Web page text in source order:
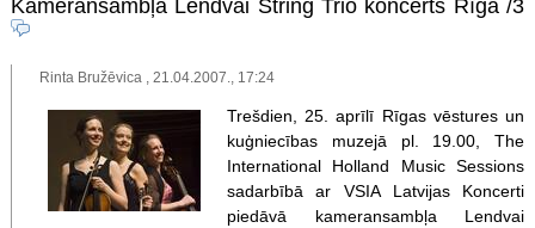
Kameransambļa Lendvai String Trio koncerts Rīgā/3
Rinta Bružēvica , 21.04.2007., 17:24
Trešdien, 25. aprīlī Rīgas vēstures un
kuģniecības muzejā pl. 19.00, The
International Holland Music Sessions
sadarbībā ar VSIA Latvijas Koncerti
piedāvā kameransambļa Lendvai